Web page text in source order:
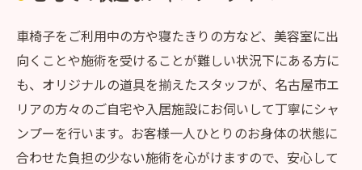
車椅子をご利用中の方や寝たきりの方など、美容室に出
向くことや施術を受けることが難しい状況下にある方に
も、オリジナルの道具を揃えたスタッフが、名古屋市エ
リアの方々のご自宅や入居施設にお伺いして丁寧にシャ
ンプーを行います。お客様一人ひとりのお身体の状態に
合わせた負担の少ない施術を心がけますので、安心して